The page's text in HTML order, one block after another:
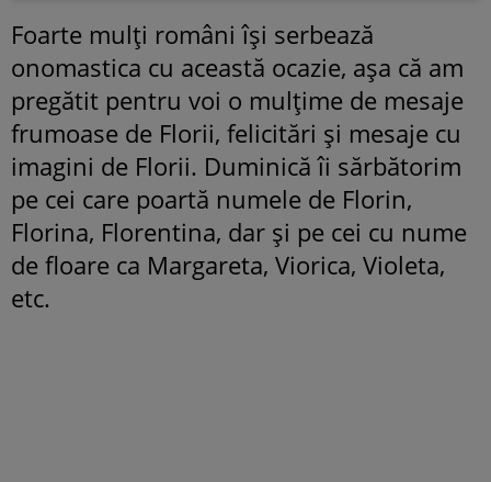
Foarte mulți români își serbează
onomastica cu această ocazie, așa că am
pregătit pentru voi o mulțime de mesaje
frumoase de Florii, felicitări și mesaje cu
imagini de Florii. Duminică îi sărbătorim
pe cei care poartă numele de Florin,
Florina, Florentina, dar și pe cei cu nume
de floare ca Margareta, Viorica, Violeta,
etc.